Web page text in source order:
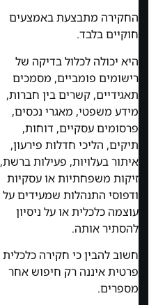
החקירה מתבצעת באמצעים
חוקיים בלבד.
היא יכולה לכלול בדיקה של
רישומים פומביים, מסמכים
תאגידיים, קשרים בין חברות,
מידע משפטי, מאגרי נכסים,
פרסומים עסקיים, דוחות,
תיקים, הליכי חדלות פירעון,
איתור בעלויות, פעילות ברשת,
זיקות משפחתיות או עסקיות
ודפוסי התנהלות שמעידים על
עוצמה כלכלית או על ניסיון
להסתיר אותה.
חשוב להבין כי חקירה כלכלית
פרטית איננה רק חיפוש אחר
מספרים.